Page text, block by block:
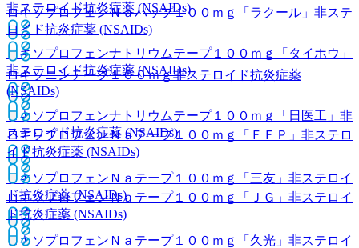
非ステロイド抗炎症薬 (NSAIDs)
ロキソプロフェンナトリウムテープ１００ｍｇ「タイホウ」
非ステロイド抗炎症薬 (NSAIDs)
ロキソプロフェンナトリウムテープ１００ｍｇ「日医工」 非
ステロイド抗炎症薬 (NSAIDs)
ロキソプロフェンＮａテープ１００ｍｇ「三友」 非ステロイ
ド抗炎症薬 (NSAIDs)
ロキソプロフェンＮａテープ１００ｍｇ「久光」 非ステロイ
ロキソプロフェンＮａパップ１００ｍｇ「ラクール」 非ステ
ロイド抗炎症薬 (NSAIDs)
ロキソニンテープ１００ｍｇ非ステロイド抗炎症薬
(NSAIDs)
ロキソプロフェンＮａテープ１００ｍｇ「ＦＦＰ」 非ステロ
イド抗炎症薬 (NSAIDs)
ロキソプロフェンＮａテープ１００ｍｇ「ＪＧ」 非ステロイ
ド抗炎症薬 (NSAIDs)